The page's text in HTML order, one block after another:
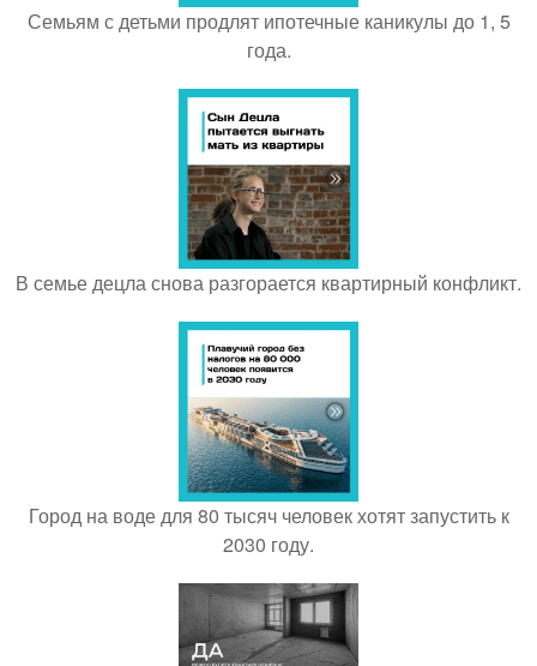
Семьям с детьми продлят ипотечные каникулы до 1, 5
года.
В семье децла снова разгорается квартирный конфликт.
Город на воде для 80 тысяч человек хотят запустить к
2030 году.